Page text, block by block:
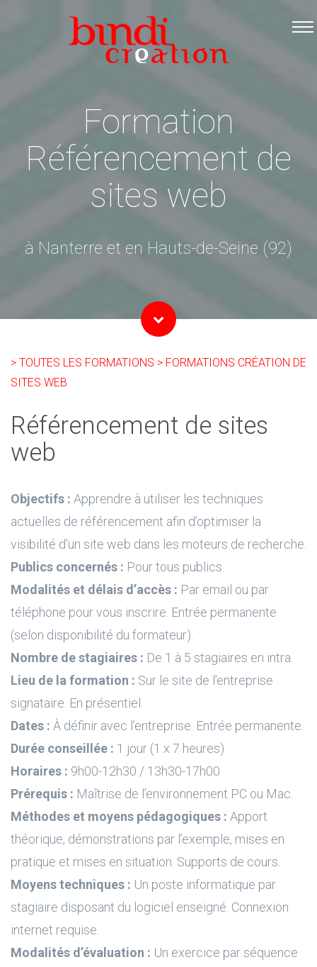
Accueil
Les formations
Logiciels Libres
Contact
Formation
Référencement de
sites web
à Nanterre et en Hauts-de-Seine (92)
> TOUTES LES FORMATIONS > FORMATIONS CRÉATION DE
SITES WEB
Référencement de sites
web
Objectifs : Apprendre à utiliser les techniques
actuelles de référencement afin d’optimiser la
visibilité d’un site web dans les moteurs de recherche.
Publics concernés : Pour tous publics.
Modalités et délais d’accès : Par email ou par
téléphone pour vous inscrire. Entrée permanente
(selon disponibilité du formateur).
Nombre de stagiaires : De 1 à 5 stagiaires en intra.
Lieu de la formation : Sur le site de l’entreprise
signataire. En présentiel.
Dates : À définir avec l’entreprise. Entrée permanente.
Durée conseillée : 1 jour (1 x 7 heures)
Horaires : 9h00-12h30 / 13h30-17h00
Prérequis : Maîtrise de l’environnement PC ou Mac.
Méthodes et moyens pédagogiques : Apport
théorique, démonstrations par l’exemple, mises en
pratique et mises en situation. Supports de cours.
Moyens techniques : Un poste informatique par
stagiaire disposant du logiciel enseigné. Connexion
internet requise.
Modalités d’évaluation : Un exercice par séquence